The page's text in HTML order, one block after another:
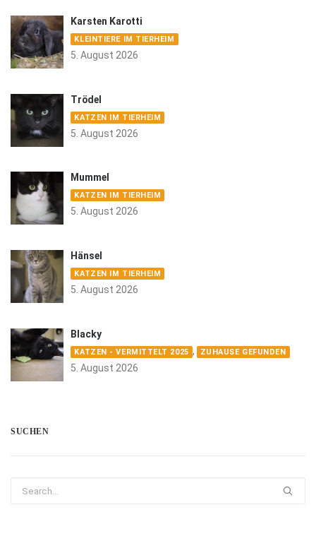
Karsten Karotti
KLEINTIERE IM TIERHEIM
5. August 2026
Trödel
KATZEN IM TIERHEIM
5. August 2026
Mummel
KATZEN IM TIERHEIM
5. August 2026
Hänsel
KATZEN IM TIERHEIM
5. August 2026
Blacky
KATZEN - VERMITTELT 2025 , ZUHAUSE GEFUNDEN
5. August 2026
SUCHEN